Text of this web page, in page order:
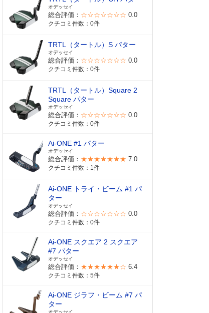
オデッセイ
総合評価： ☆☆☆☆☆☆☆ 0.0
クチコミ件数：0件
TRTL（タートル）S パター
オデッセイ
総合評価： ☆☆☆☆☆☆☆ 0.0
クチコミ件数：0件
TRTL（タートル）Square 2
Square パター
オデッセイ
総合評価： ☆☆☆☆☆☆☆ 0.0
クチコミ件数：0件
Ai-ONE #1 パター
オデッセイ
総合評価： ★★★★★★★ 7.0
クチコミ件数：1件
Ai-ONE トライ・ビーム #1 パ
ター
オデッセイ
総合評価： ☆☆☆☆☆☆☆ 0.0
クチコミ件数：0件
Ai-ONE スクエア 2 スクエア
#7 パター
オデッセイ
総合評価： ★★★★★★☆ 6.4
クチコミ件数：5件
Ai-ONE ジラフ・ビーム #7 パ
ター
オデッセイ